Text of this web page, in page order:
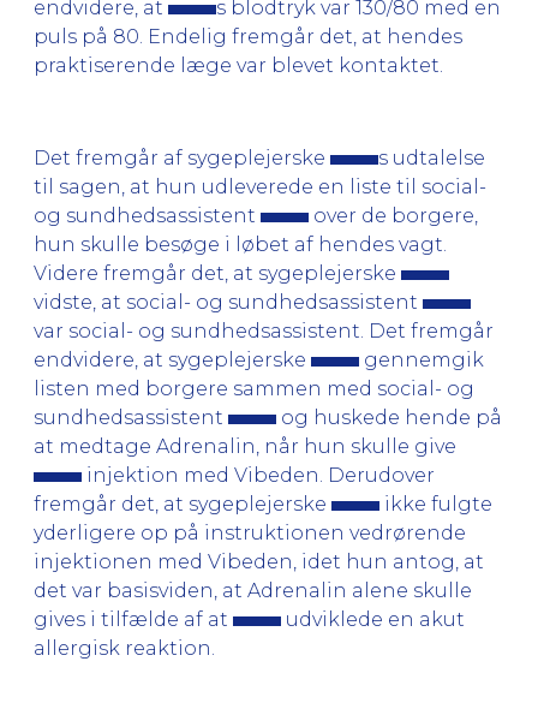
endvidere, at
s blodtryk var 130/80 med en
puls på 80. Endelig fremgår det, at hendes
praktiserende læge var blevet kontaktet.
Det fremgår af sygeplejerske
s udtalelse
til sagen, at hun udleverede en liste til social-
og sundhedsassistent
over de borgere,
hun skulle besøge i løbet af hendes vagt.
Videre fremgår det, at sygeplejerske
vidste, at social- og sundhedsassistent
var social- og sundhedsassistent. Det fremgår
endvidere, at sygeplejerske
gennemgik
listen med borgere sammen med social- og
sundhedsassistent
og huskede hende på
at medtage Adrenalin, når hun skulle give
injektion med Vibeden. Derudover
fremgår det, at sygeplejerske
ikke fulgte
yderligere op på instruktionen vedrørende
injektionen med Vibeden, idet hun antog, at
det var basisviden, at Adrenalin alene skulle
gives i tilfælde af at
udviklede en akut
allergisk reaktion.